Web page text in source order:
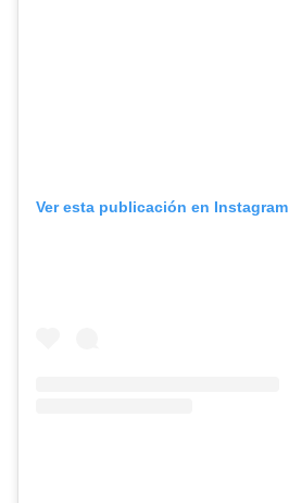
Ver esta publicación en Instagram